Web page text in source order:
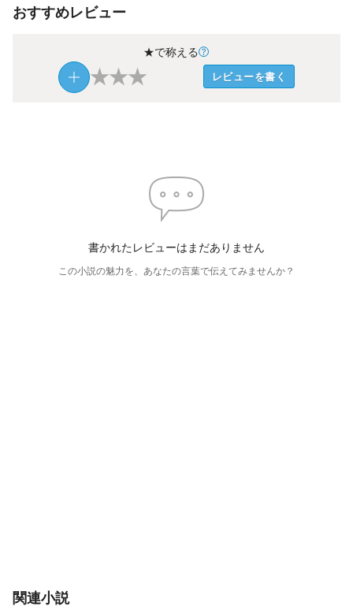
おすすめレビュー
★で称える
★★★ レビューを書く
書かれたレビューはまだありません
この小説の魅力を、あなたの言葉で伝えてみませんか？
関連小説